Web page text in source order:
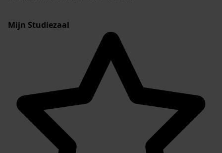
Mijn Studiezaal